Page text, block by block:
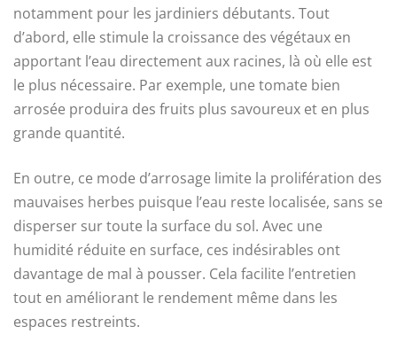
notamment pour les jardiniers débutants. Tout
d’abord, elle stimule la croissance des végétaux en
apportant l’eau directement aux racines, là où elle est
le plus nécessaire. Par exemple, une tomate bien
arrosée produira des fruits plus savoureux et en plus
grande quantité.
En outre, ce mode d’arrosage limite la prolifération des
mauvaises herbes puisque l’eau reste localisée, sans se
disperser sur toute la surface du sol. Avec une
humidité réduite en surface, ces indésirables ont
davantage de mal à pousser. Cela facilite l’entretien
tout en améliorant le rendement même dans les
espaces restreints.